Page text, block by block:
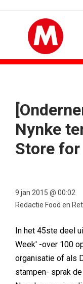
Nynke
Store
9 jan 2015 @ 00:02
Redactie Food en
In het 45ste deel
Week' -over 100
organisatie of als
stampen- sprak